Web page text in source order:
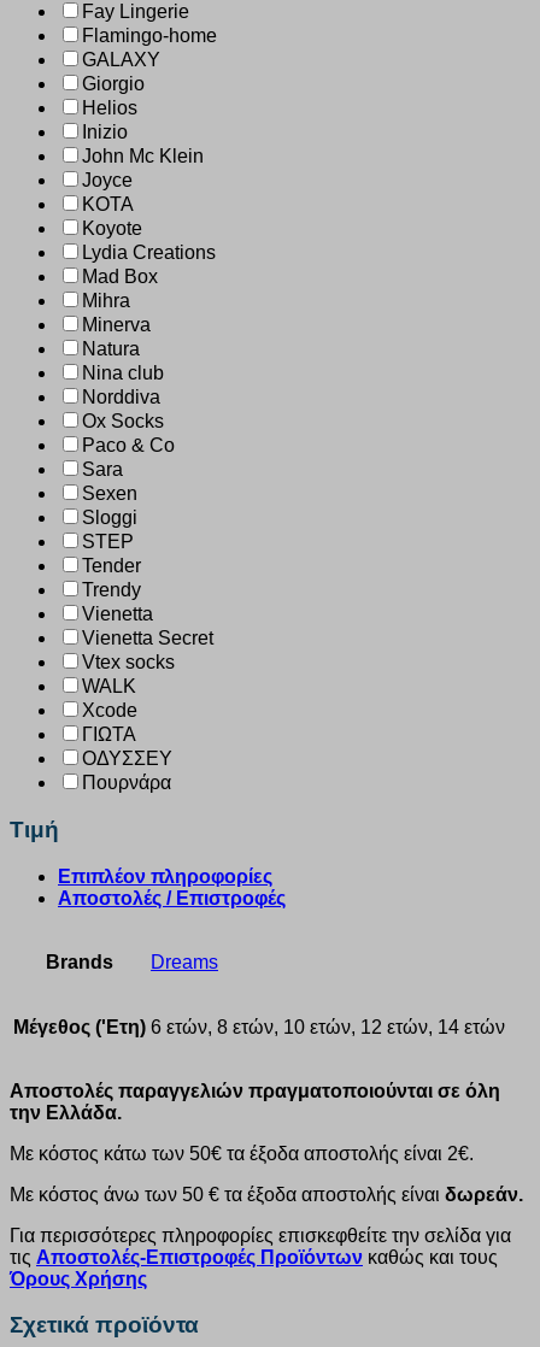
Fay Lingerie
Flamingo-home
GALAXY
Giorgio
Helios
Inizio
John Mc Klein
Joyce
KOTA
Koyote
Lydia Creations
Mad Box
Mihra
Minerva
Natura
Nina club
Norddiva
Ox Socks
Paco & Co
Sara
Sexen
Sloggi
STEP
Tender
Trendy
Vienetta
Vienetta Secret
Vtex socks
WALK
Xcode
ΓΙΩΤΑ
ΟΔΥΣΣΕΥ
Πουρνάρα
Τιμή
Επιπλέον πληροφορίες
Αποστολές / Επιστροφές
Brands Dreams
Μέγεθος ('Ετη) 6 ετών, 8 ετών, 10 ετών, 12 ετών, 14 ετών
Αποστολές παραγγελιών πραγματοποιούνται σε όλη
την Ελλάδα.
Με κόστος κάτω των 50€ τα έξοδα αποστολής είναι 2€.
Με κόστος άνω των 50 € τα έξοδα αποστολής είναι δωρεάν.
Για περισσότερες πληροφορίες επισκεφθείτε την σελίδα για
τις Αποστολές-Επιστροφές Προϊόντων καθώς και τους
Όρους Χρήσης
Σχετικά προϊόντα